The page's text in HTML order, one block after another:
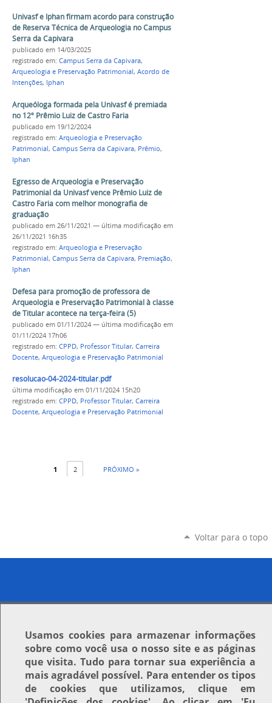
Univasf e Iphan firmam acordo para construção
de Reserva Técnica de Arqueologia no Campus
Serra da Capivara
publicado em 14/03/2025
registrado em: Campus Serra da Capivara,
Arqueologia e Preservação Patrimonial, Acordo de
Intenções, Iphan
Arqueóloga formada pela Univasf é premiada
no 12º Prêmio Luiz de Castro Faria
publicado em 19/12/2024
registrado em: Arqueologia e Preservação
Patrimonial, Campus Serra da Capivara, Prêmio,
Iphan
Egresso de Arqueologia e Preservação
Patrimonial da Univasf vence Prêmio Luiz de
Castro Faria com melhor monografia de
graduação
publicado em 26/11/2021 — última modificação em
26/11/2021 16h35
registrado em: Arqueologia e Preservação
Patrimonial, Campus Serra da Capivara, Premiação,
Iphan
Defesa para promoção de professora de
Arqueologia e Preservação Patrimonial à classe
de Titular acontece na terça-feira (5)
publicado em 01/11/2024 — última modificação em
01/11/2024 17h06
registrado em: CPPD, Professor Titular, Carreira
Docente, Arqueologia e Preservação Patrimonial
resolucao-04-2024-titular.pdf
última modificação em 01/11/2024 15h20
registrado em: CPPD, Professor Titular, Carreira
Docente, Arqueologia e Preservação Patrimonial
1 2 PRÓXIMO »
Voltar para o topo
Usamos cookiespara armazenar informações
sobre como você usa o nosso site e as páginas
que visita. Tudo para tornar sua experiência a
mais agradável possível. Para entender os tipos
de cookies que utilizamos, clique em